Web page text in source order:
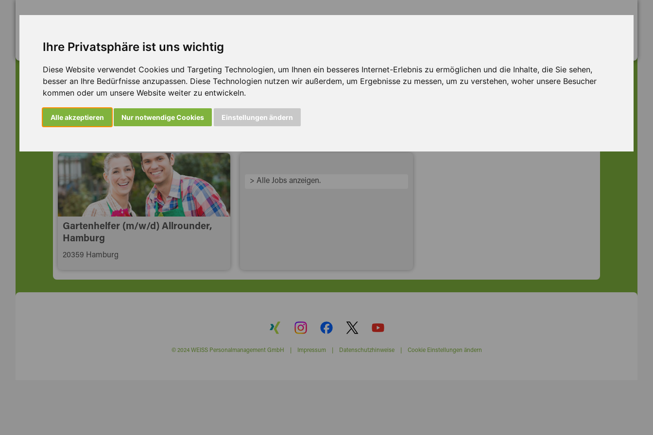
Ihre Privatsphäre ist uns wichtig
Diese Website verwendet Cookies und Targeting Technologien, um Ihnen ein besseres Internet-Erlebnis zu ermöglichen und die Inhalte, die Sie sehen,
besser an Ihre Bedürfnisse anzupassen. Diese Technologien nutzen wir außerdem, um Ergebnisse zu messen, um zu verstehen, woher unsere Besucher
kommen oder um unsere Website weiter zu entwickeln.
Alle akzeptieren Nur notwendige Cookies Einstellungen ändern
Dieser Job ist leider nicht mehr verfügbar ...
... aber vielleicht ist hier etwas dabei:
Gartenhelfer (m/w/d) Allrounder,
Hamburg
20359 Hamburg
> Alle Jobs anzeigen.
© 2024 WEISS Personalmanagement GmbH | Impressum| Datenschutzhinweise| Cookie Einstellungen ändern